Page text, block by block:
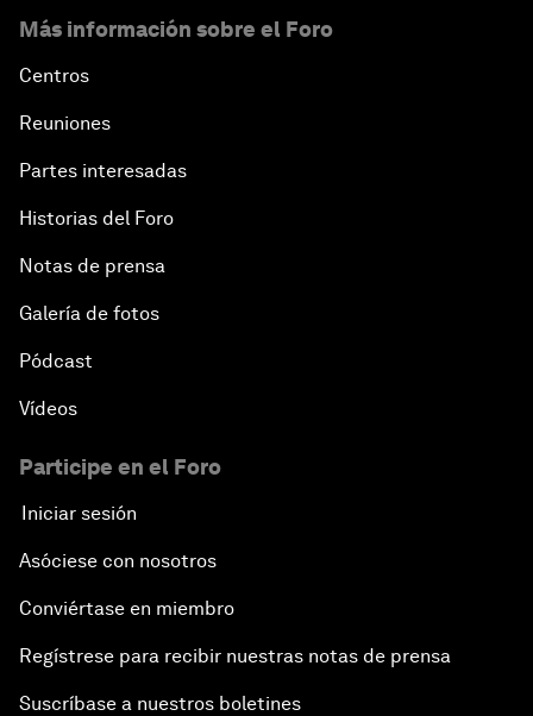
Más información sobre el Foro
Centros
Reuniones
Partes interesadas
Historias del Foro
Notas de prensa
Galería de fotos
Pódcast
Vídeos
Participe en el Foro
Iniciar sesión
Asóciese con nosotros
Conviértase en miembro
Regístrese para recibir nuestras notas de prensa
Suscríbase a nuestros boletines